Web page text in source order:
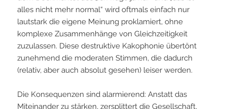
alles nicht mehr normal“ wird oftmals einfach nur
lautstark die eigene Meinung proklamiert, ohne
komplexe Zusammenhänge von Gleichzeitigkeit
zuzulassen. Diese destruktive Kakophonie übertönt
zunehmend die moderaten Stimmen, die dadurch
(relativ, aber auch absolut gesehen) leiser werden.
Die Konsequenzen sind alarmierend: Anstatt das
Miteinander zu stärken, zersplittert die Gesellschaft,